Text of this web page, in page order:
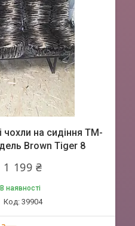
чохли на сидіння TM-
Brown Tiger 8
1 199 ₴
В наявності
39904